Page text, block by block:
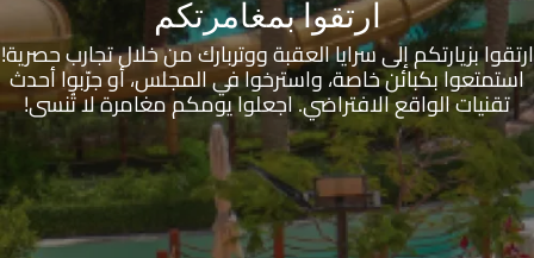
ارتقوا بمغامرتكم
ارتقوا بزيارتكم إلى سرايا العقبة ووتربارك من خلال تجارب حصرية!
استمتعوا بكبائن خاصة، واسترخوا في المجلس، أو جرّبوا أحدث
تقنيات الواقع الافتراضي. اجعلوا يومكم مغامرة لا تُنسى!